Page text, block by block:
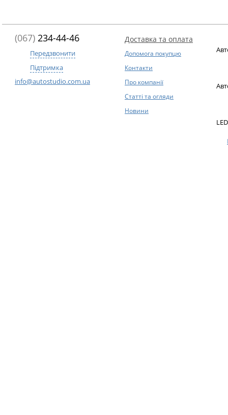
(067) 234-44-46
Передзвонити
Підтримка
info@autostudio.com.ua
Доставка та оплата
Допомога покупцю
Контакти
Про компанії
Статті та огляди
Новини